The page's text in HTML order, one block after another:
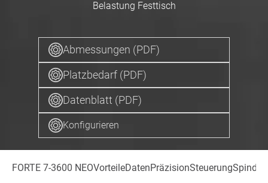
Belastung Festtisch
Abmessungen (PDF)
Platzbedarf (PDF)
Datenblatt (PDF)
Konfigurieren
FORTE 7-3600 NEOVorteileDatenPräzisionSteuerungSpindel